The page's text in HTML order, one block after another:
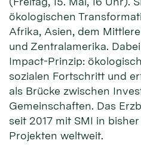
ökologischen
Afrika, Asien, dem
und Zentralamerika.
Impact-Prinzip:
sozialen Fortschritt und
als Brücke zwischen
Gemeinschaften. Das
seit 2017 mit SMI in
Projekten weltweit.